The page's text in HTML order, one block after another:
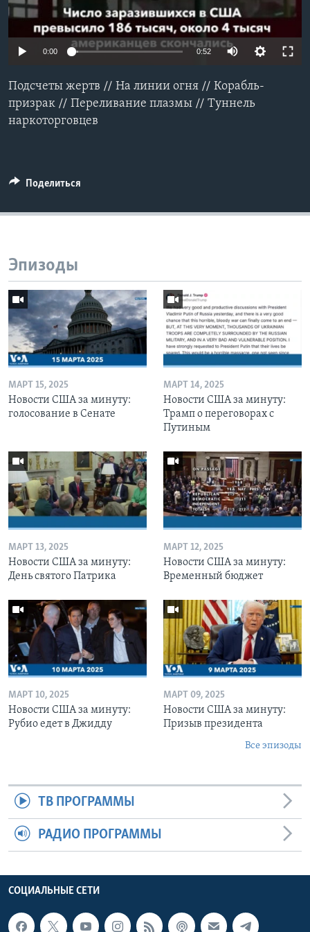
Learning English
Языки
0:00 0:52
Подсчеты жертв // На линии огня // Корабль-
призрак // Переливание плазмы // Туннель
наркоторговцев
Поделиться
Эпизоды
МАРТ 15, 2025
Новости США за минуту:
голосование в Сенате
МАРТ 14, 2025
Новости США за минуту:
Трамп о переговорах с
Путиным
МАРТ 13, 2025
Новости США за минуту:
День святого Патрика
МАРТ 12, 2025
Новости США за минуту:
Временный бюджет
МАРТ 10, 2025
Новости США за минуту:
Рубио едет в Джидду
МАРТ 09, 2025
Новости США за минуту:
Призыв президента
Все эпизоды
ТВ ПРОГРАММЫ
РАДИО ПРОГРАММЫ
СОЦИАЛЬНЫЕ СЕТИ